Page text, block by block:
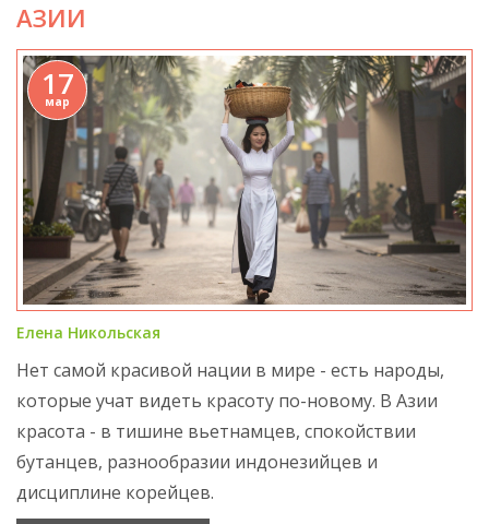
АЗИИ
17
мар
Елена Никольская
Нет самой красивой нации в мире - есть народы,
которые учат видеть красоту по-новому. В Азии
красота - в тишине вьетнамцев, спокойствии
бутанцев, разнообразии индонезийцев и
дисциплине корейцев.